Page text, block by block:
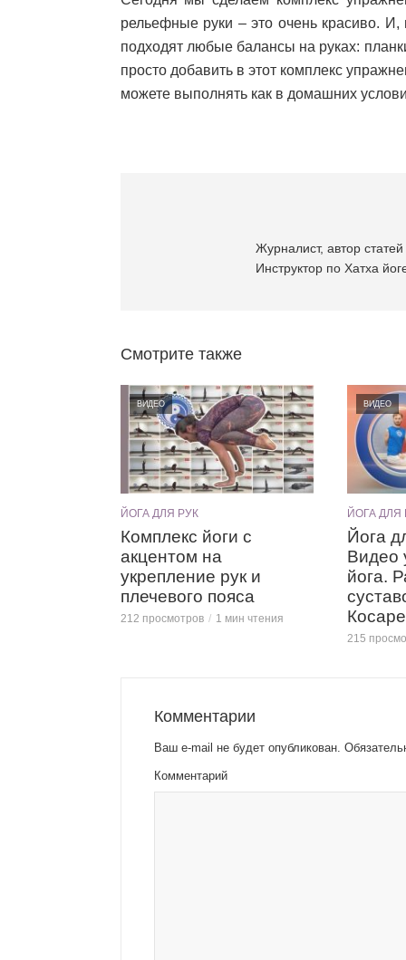
рельефные руки – это очень красиво.
подходят любые балансы на руках:
просто добавить в этот комплекс
можете выполнять как в домашних
Журналист, автор
Инструктор по Хатха
Смотрите также
ВИДЕО
ЙОГА ДЛЯ РУК
Комплекс йоги с
акцентом на
укрепление рук и
плечевого пояса
212 просмотров 1 мин чтения
ВИДЕО
ЙОГА ДЛЯ
Йога
Видео
йога.
215
Комментарии
Ваш e-mail не будет опубликован.
Комментарий